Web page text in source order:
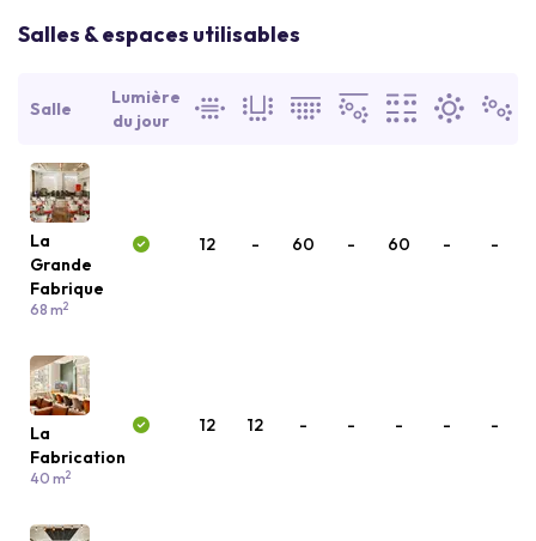
Salles & espaces utilisables
Salle
Lumière
du jour
La
Grande
Fabrique
68 m2
12 - 60 - 60 - -
La
Fabrication
40 m2
12 12 - - - - -